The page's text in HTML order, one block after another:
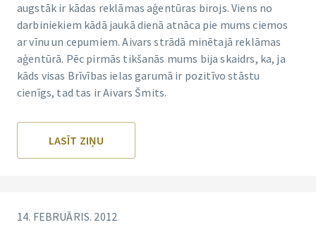
augstāk ir kādas reklāmas aģentūras birojs. Viens no
darbiniekiem kādā jaukā dienā atnāca pie mums ciemos
ar vīnu un cepumiem. Aivars strādā minētajā reklāmas
aģentūrā. Pēc pirmās tikšanās mums bija skaidrs, ka, ja
kāds visas Brīvības ielas garumā ir pozitīvo stāstu
cienīgs, tad tas ir Aivars Šmits.
LASĪT ZIŅU
14. FEBRUĀRIS. 2012